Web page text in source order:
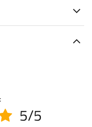
5/5